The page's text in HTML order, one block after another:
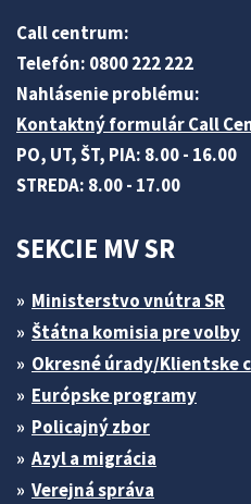
Call centrum:
Telefón: 0800 222 222
Nahlásenie problému:
Kontaktný formulár Call
PO, UT, ŠT, PIA: 8.00 - 16.00
STREDA: 8.00 - 17.00
SEKCIE MV SR
Ministerstvo vnútra SR
Štátna komisia pre volby
Okresné úrady/Klientske
Európske programy
Policajný zbor
Azyl a migrácia
Verejná správa